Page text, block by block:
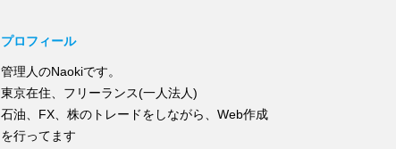
プロフィール
管理人のNaokiです。
東京在住、フリーランス(一人法人)
石油、FX、株のトレードをしながら、Web作成
を行ってます